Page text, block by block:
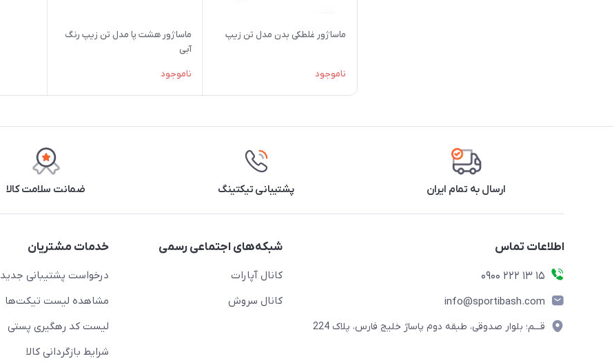
ماساژور غلطکی بدن مدل تن زیپ
ناموجود
ماساژور هشت پا مدل تن زیپ رنگ
آبی
ناموجود
ارسال به تمام ایران پشتیبانی تیکتینگ ضمانت سلامت کالا
اطلاعات تماس
15 13 222 0900
info@sportibash.com
قـــم؛ بلوار صدوقی، طبقه دوم پاساژ خلیج فارس، پلاک 224
شبکه‌های اجتماعی رسمی
کانال آپارات
کانال سروش
خدمات مشتریان
درخواست پشتیبانی جدید
مشاهده لیست تیکت‌ها
لیست کد رهگیری پستی
شرایط بازگردانی کالا